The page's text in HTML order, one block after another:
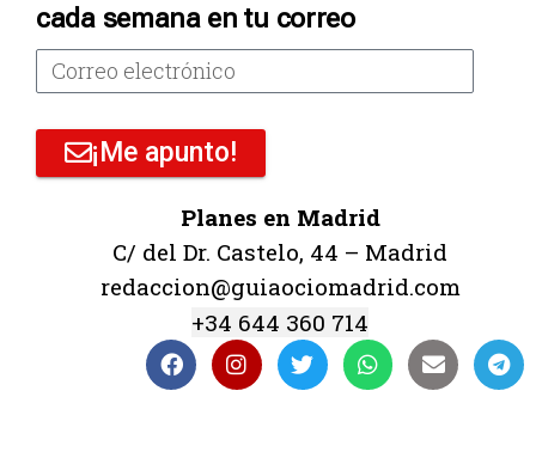
cada semana en tu correo
¡Me apunto!
Planes en Madrid
C/ del Dr. Castelo, 44 – Madrid
redaccion@guiaociomadrid.com
+34 644 360 714